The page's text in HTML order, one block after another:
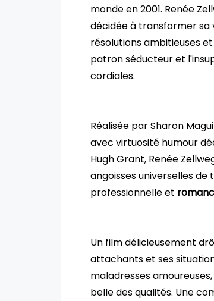
monde en 2001. Renée
décidée à transformer sa
résolutions ambitieuses
patron séducteur et
cordiales.
Réalisée par Sharon
avec virtuosité humour
Hugh Grant, Renée
angoisses universelles
professionnelle et
Un film délicieusement
attachants et ses
maladresses
belle des qualités. Une